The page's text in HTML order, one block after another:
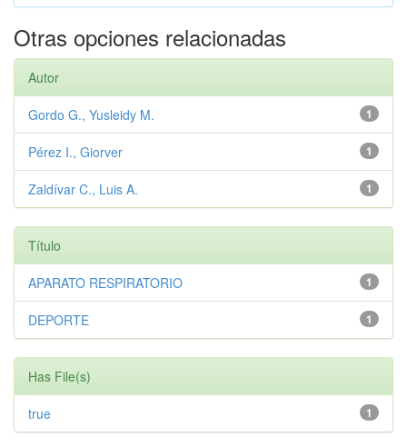
Otras opciones relacionadas
Autor
1
Gordo G., Yusleidy M.
1
Pérez I., Giorver
1
Zaldívar C., Luis A.
Título
1
APARATO RESPIRATORIO
1
DEPORTE
Has File(s)
1
true